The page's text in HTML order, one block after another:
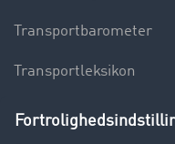
Transportbarometer
Transportleksikon
Lastbilkørsel forbudt